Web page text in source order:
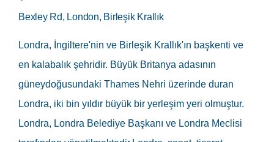
Bexley Rd, London, Birleşik Krallık
Londra, İngiltere'nin ve Birleşik Krallık'ın başkenti ve
en kalabalık şehridir. Büyük Britanya adasının
güneydoğusundaki Thames Nehri üzerinde duran
Londra, iki bin yıldır büyük bir yerleşim yeri olmuştur.
Londra, Londra Belediye Başkanı ve Londra Meclisi